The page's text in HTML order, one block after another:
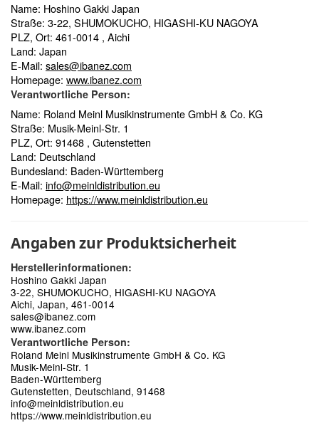
Name: Hoshino Gakki Japan
Straße: 3-22, SHUMOKUCHO, HIGASHI-KU NAGOYA
PLZ, Ort: 461-0014 , Aichi
Land: Japan
E-Mail: sales@ibanez.com
Homepage: www.ibanez.com
Verantwortliche Person:
Name: Roland Meinl Musikinstrumente GmbH & Co. KG
Straße: Musik-Meinl-Str. 1
PLZ, Ort: 91468 , Gutenstetten
Land: Deutschland
Bundesland: Baden-Württemberg
E-Mail: info@meinldistribution.eu
Homepage: https://www.meinldistribution.eu
Angaben zur Produktsicherheit
Herstellerinformationen:
Hoshino Gakki Japan
3-22, SHUMOKUCHO, HIGASHI-KU NAGOYA
Aichi, Japan, 461-0014
sales@ibanez.com
www.ibanez.com
Verantwortliche Person:
Roland Meinl Musikinstrumente GmbH & Co. KG
Musik-Meinl-Str. 1
Baden-Württemberg
Gutenstetten, Deutschland, 91468
info@meinldistribution.eu
https://www.meinldistribution.eu